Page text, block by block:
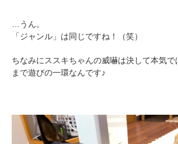
…うん。
「ジャンル」は同じですね！（笑）
ちなみにススキちゃんの威嚇は決して本気で
まで遊びの一環なんです♪
pecodogs
いぬ部をフォロー
ねこ部を